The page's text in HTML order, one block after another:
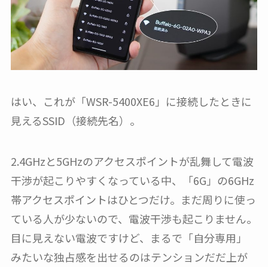
はい、これが「WSR-5400XE6」に接続したときに
見えるSSID（接続先名）。
2.4GHzと5GHzのアクセスポイントが乱舞して電波
干渉が起こりやすくなっている中、「6G」の6GHz
帯アクセスポイントはひとつだけ。まだ周りに使っ
ている人が少ないので、電波干渉も起こりません。
目に見えない電波ですけど、まるで「自分専用」
みたいな独占感を出せるのはテンションだだ上が